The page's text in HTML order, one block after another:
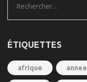
Rechercher :
ÉTIQUETTES
afrique annee